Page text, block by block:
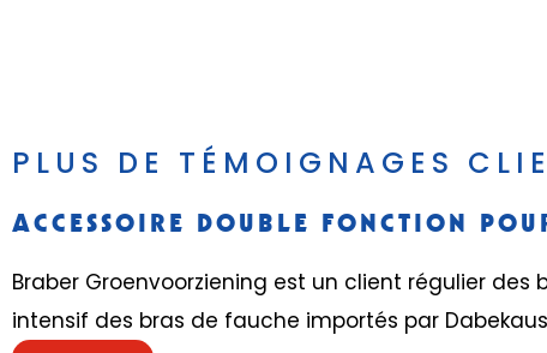
PLUS DE TÉMOIGNAGES
ACCESSOIRE DOUBLE FONCTION
Braber Groenvoorziening est un client régulier
intensif des bras de fauche importés par